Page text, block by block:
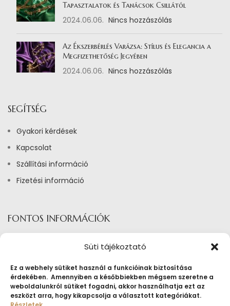
Süti tájékoztató
Ez a webhely sütiket használ a funkcióinak biztosítása
érdekében. Amennyiben a későbbiekben mégsem szeretne a
weboldalunkról sütiket fogadni, akkor használhatja ezt az
eszközt arra, hogy kikapcsolja a választott kategóriákat.
Tapasztalatok és Tanácsok Csillától
2024.06.06. Nincs hozzászólás
Az Ékszerbérlés Varázsa: Stílus és Elegancia a
Megfizethetőség Jegyében
2024.06.06. Nincs hozzászólás
SEGÍTSÉG
Gyakori kérdések
Kapcsolat
Szállítási információ
Fizetési információ
FONTOS INFORMÁCIÓK
Általános Szerződési Feltételek
Tájékoztató sütik alkalmazásáról